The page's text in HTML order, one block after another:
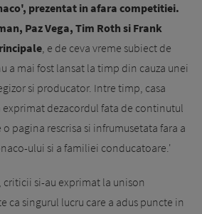
prezentat in afara competitiei.
Paz Vega, Tim Roth si Frank
, e de ceva vreme subiect de
a mai fost lansat la timp din cauza unei
si producator. Intre timp, casa
exprimat dezacordul fata de continutul
pagina rescrisa si infrumusetata fara a
ului si a familiei conducatoare.'
si-au exprimat la unison
ca singurul lucru care a adus puncte in